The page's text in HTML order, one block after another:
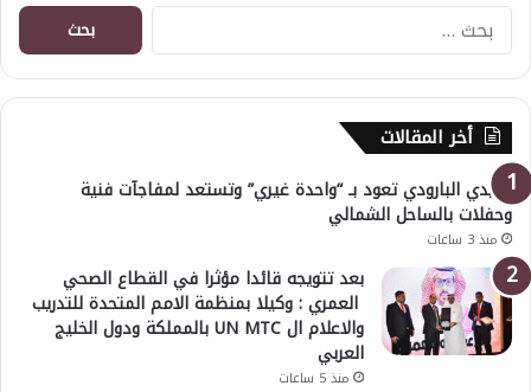
البحث
عن:
أخر المقالات
هايدي البارودي تعود بـ “واحدة غيري” وتستعد لمفاجآت فنية
وحفلات بالساحل الشمالي
منذ 3 ساعات
بعد تتويجه قائدا مؤثرا في القطاع الصحي
العمري : وكيلا بمنظمة الامم المتحدة للتدريب
والاعلام ال UN MTC بالمملكة ودول الخليج
العربي
منذ 5 ساعات